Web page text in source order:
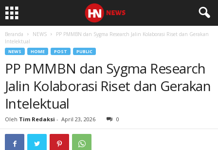
Beranda NEWS
PP PMMBN dan Sygma Research Jalin Kolaborasi Riset dan Gerakan
Intelektual
NEWS HOME POST PUBLIC
PP PMMBN dan Sygma Research
Jalin Kolaborasi Riset dan Gerakan
Intelektual
Oleh Tim Redaksi - April 23, 2026 0